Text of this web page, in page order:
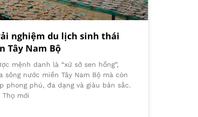
nghiệm du lịch sinh thái
Tây Nam Bộ
mệnh danh là “xứ sở sen hồng”,
nước miền Tây Nam Bộ mà còn
phong phú, đa dạng và giàu bản sắc.
mới